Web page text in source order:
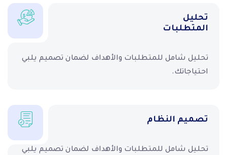
تحليل
المتطلبات
تحليل شامل للمتطلبات والأهداف لضمان تصميم يلبي
احتياجاتك.
تصميم النظام
تحليل شامل للمتطلبات والأهداف لضمان تصميم يلبي